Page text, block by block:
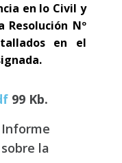
en lo Civil y
Resolución Nº
en el
99 Kb.
Informe
sobre la